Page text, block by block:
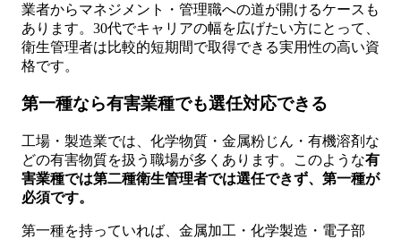
業者からマネジメント・管理職への道が開けるケースも
あります。30代でキャリアの幅を広げたい方にとって、
衛生管理者は比較的短期間で取得できる実用性の高い資
格です。
第一種なら有害業種でも選任対応できる
工場・製造業では、化学物質・金属粉じん・有機溶剤な
どの有害物質を扱う職場が多くあります。このような有
害業種では第二種衛生管理者では選任できず、第一種が
必須です。
第一種を持っていれば、金属加工・化学製造・電子部